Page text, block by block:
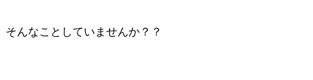
そんなことしていませんか？？